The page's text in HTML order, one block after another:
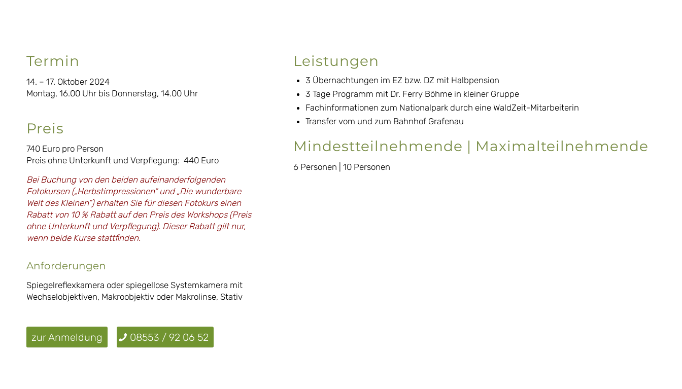
Termin
14. – 17. Oktober 2024
Montag, 16.00 Uhr bis Donnerstag, 14.00 Uhr
Preis
740 Euro pro Person
Preis ohne Unterkunft und Verpflegung: 440 Euro
Bei Buchung von den beiden aufeinanderfolgenden
Fotokursen („Herbstimpressionen“ und „Die wunderbare
Welt des Kleinen“) erhalten Sie für diesen Fotokurs einen
Rabatt von 10 % Rabatt auf den Preis des Workshops (Preis
ohne Unterkunft und Verpflegung). Dieser Rabatt gilt nur,
wenn beide Kurse stattfinden.
Anforderungen
Spiegelreflexkamera oder spiegellose Systemkamera mit
Wechselobjektiven, Makroobjektiv oder Makrolinse, Stativ
zur Anmeldung 08553 / 92 06 52
Leistungen
3 Übernachtungen im EZ bzw. DZ mit Halbpension
3 Tage Programm mit Dr. Ferry Böhme in kleiner Gruppe
Fachinformationen zum Nationalpark durch eine WaldZeit-Mitarbeiterin
Transfer vom und zum Bahnhof Grafenau
Mindestteilnehmende | Maximalteilnehmende
6 Personen | 10 Personen